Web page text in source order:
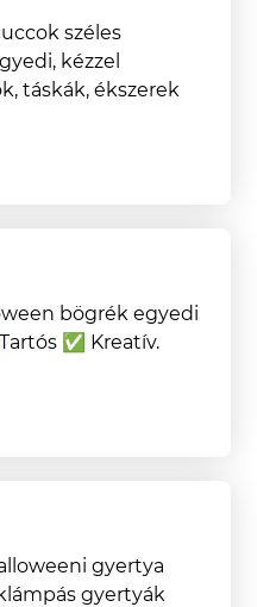
széles
kézzel
táskák, ékszerek
bögrék egyedi
✅ Kreatív.
gyertya
gyertyák